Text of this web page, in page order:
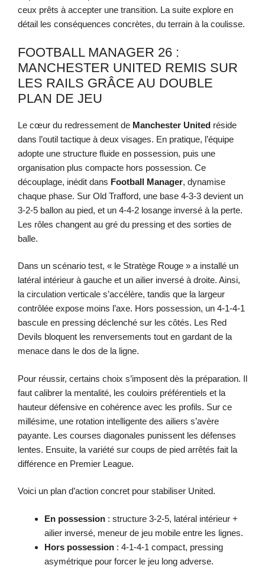
ceux prêts à accepter une transition. La suite explore en
détail les conséquences concrètes, du terrain à la coulisse.
FOOTBALL MANAGER 26 :
MANCHESTER UNITED REMIS SUR
LES RAILS GRÂCE AU DOUBLE
PLAN DE JEU
Le cœur du redressement de Manchester United réside
dans l’outil tactique à deux visages. En pratique, l’équipe
adopte une structure fluide en possession, puis une
organisation plus compacte hors possession. Ce
découplage, inédit dans Football Manager, dynamise
chaque phase. Sur Old Trafford, une base 4-3-3 devient un
3-2-5 ballon au pied, et un 4-4-2 losange inversé à la perte.
Les rôles changent au gré du pressing et des sorties de
balle.
Dans un scénario test, « le Stratège Rouge » a installé un
latéral intérieur à gauche et un ailier inversé à droite. Ainsi,
la circulation verticale s’accélère, tandis que la largeur
contrôlée expose moins l’axe. Hors possession, un 4-1-4-1
bascule en pressing déclenché sur les côtés. Les Red
Devils bloquent les renversements tout en gardant de la
menace dans le dos de la ligne.
Pour réussir, certains choix s’imposent dès la préparation. Il
faut calibrer la mentalité, les couloirs préférentiels et la
hauteur défensive en cohérence avec les profils. Sur ce
millésime, une rotation intelligente des ailiers s’avère
payante. Les courses diagonales punissent les défenses
lentes. Ensuite, la variété sur coups de pied arrêtés fait la
différence en Premier League.
Voici un plan d’action concret pour stabiliser United.
En possession : structure 3-2-5, latéral intérieur +
ailier inversé, meneur de jeu mobile entre les lignes.
Hors possession : 4-1-4-1 compact, pressing
asymétrique pour forcer le jeu long adverse.